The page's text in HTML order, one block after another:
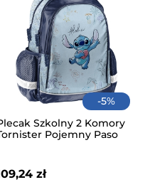
-5%
Szkolny 2 Komory
Pojemny Paso
zł